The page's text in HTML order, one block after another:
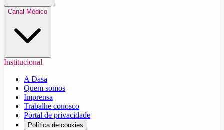
Canal Médico
Institucional
A Dasa
Quem somos
Imprensa
Trabalhe conosco
Portal de privacidade
Política de cookies